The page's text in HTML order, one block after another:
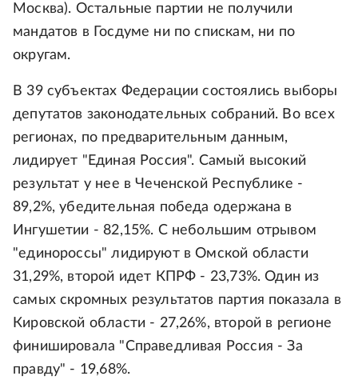
Москва). Остальные партии не получили
мандатов в Госдуме ни по спискам, ни по
округам.
В 39 субъектах Федерации состоялись выборы
депутатов законодательных собраний. Во всех
регионах, по предварительным данным,
лидирует "Единая Россия". Самый высокий
результат у нее в Чеченской Республике -
89,2%, убедительная победа одержана в
Ингушетии - 82,15%. С небольшим отрывом
"единороссы" лидируют в Омской области
31,29%, второй идет КПРФ - 23,73%. Один из
самых скромных результатов партия показала в
Кировской области - 27,26%, второй в регионе
финишировала "Справедливая Россия - За
правду" - 19,68%.